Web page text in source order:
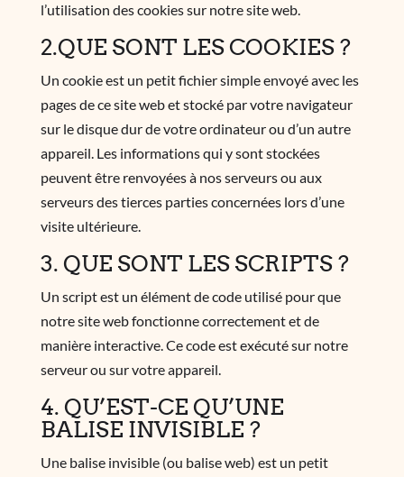
l’utilisation des cookies sur notre site web.
2.QUE SONT LES COOKIES ?
Un cookie est un petit fichier simple envoyé avec les
pages de ce site web et stocké par votre navigateur
sur le disque dur de votre ordinateur ou d’un autre
appareil. Les informations qui y sont stockées
peuvent être renvoyées à nos serveurs ou aux
serveurs des tierces parties concernées lors d’une
visite ultérieure.
3. QUE SONT LES SCRIPTS ?
Un script est un élément de code utilisé pour que
notre site web fonctionne correctement et de
manière interactive. Ce code est exécuté sur notre
serveur ou sur votre appareil.
4. QU’EST-CE QU’UNE
BALISE INVISIBLE ?
Une balise invisible (ou balise web) est un petit